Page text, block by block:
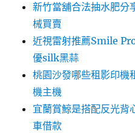
新竹當舖合法抽水肥分
械買賣
近視雷射推薦Smile
優silk黑蒜
桃園沙發哪些租影印機
機主機
宜蘭賞鯨是搭配反光背
車借款